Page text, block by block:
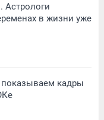
Астрологи
в жизни уже
кадры